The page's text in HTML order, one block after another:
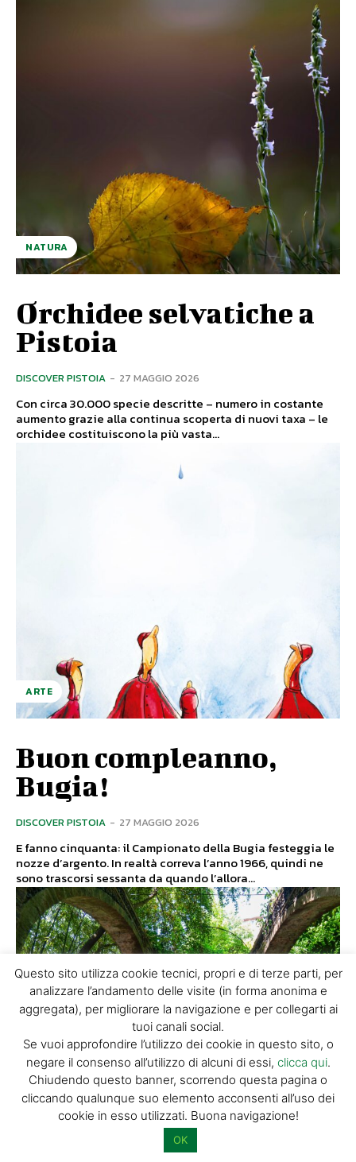
NATURA
Orchidee selvatiche a
Pistoia
DISCOVER PISTOIA - 27 MAGGIO 2026
Con circa 30.000 specie descritte – numero in costante
aumento grazie alla continua scoperta di nuovi taxa – le
orchidee costituiscono la più vasta...
ARTE
Buon compleanno,
Bugia!
DISCOVER PISTOIA - 27 MAGGIO 2026
E fanno cinquanta: il Campionato della Bugia festeggia le
nozze d’argento. In realtà correva l’anno 1966, quindi ne
sono trascorsi sessanta da quando l’allora...
Questo sito utilizza cookie tecnici, propri e di terze parti, per
analizzare l’andamento delle visite (in forma anonima e
aggregata), per migliorare la navigazione e per collegarti ai
tuoi canali social.
Se vuoi approfondire l’utilizzo dei cookie in questo sito, o
negare il consenso all’utilizzo di alcuni di essi, clicca qui.
Chiudendo questo banner, scorrendo questa pagina o
cliccando qualunque suo elemento acconsenti all’uso dei
cookie in esso utilizzati. Buona navigazione!
OK